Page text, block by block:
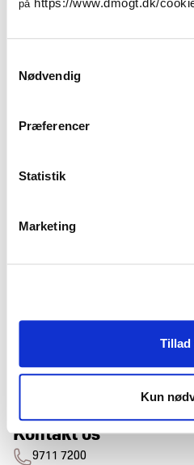
på https://www.dmogt.dk/
Nødvendig
Præferencer
Statistik
Marketing
Tillad
Kun
SE: 2,50 SEK
Bliv medlem
Få Seneste nyt
Kontakt os
9711 7200